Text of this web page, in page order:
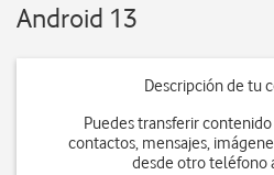
Android 13
Descripción de tu
Puedes transferir
contactos, mensajes,
desde otro teléfono